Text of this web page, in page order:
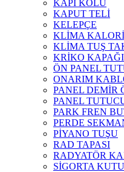
KAPI KOLU
KAPUT TELİ
KELEPÇE
KLİMA
KLİMA TUŞ
KRİKO KAPAĞI
ÖN PANEL
ONARIM
PANEL DEMİR
PANEL
PARK FREN
PERDE
PİYANO TUŞU
RAD TAPASI
RADYATÖR
SİGORTA